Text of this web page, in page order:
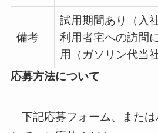
備考
試用期間あり（入
利用者宅への訪問
用（ガソリン代当
応募方法について
下記応募フォーム、または